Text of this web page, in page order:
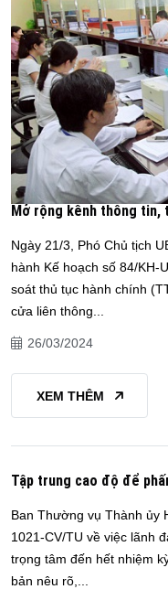
Mở rộng kênh thông tin,
Ngày 21/3, Phó Chủ tịch
hành Kế hoạch số 84/KH-
soát thủ tục hành chính
cửa liên thông...
26/03/2024
XEM THÊM
Tập trung cao độ để
Ban Thường vụ Thành ủy
1021-CV/TU về việc lãnh
trọng tâm đến hết nhiệm
bản nêu rõ,...